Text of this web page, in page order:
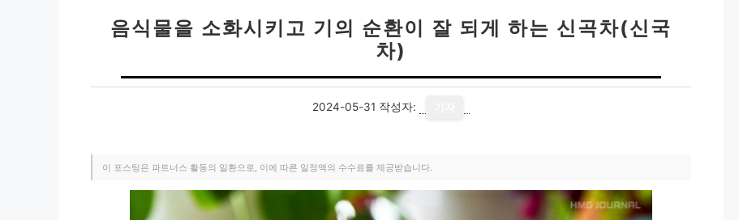
음식물을 소화시키고 기의 순환이 잘 되게 하는 신곡차(신국
차)
2024-05-31 작성자:
이 포스팅은 파트너스 활동의 일환으로, 이에 따른 일정액의 수수료를 제공받습니다.